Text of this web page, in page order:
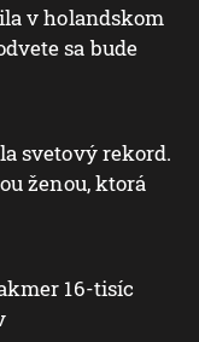
v holandskom
sa bude
svetový rekord.
ženou, ktorá
16-tisíc